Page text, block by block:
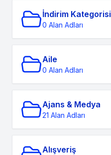
İndirim Kategorisi
0 Alan Adları
Aile
0 Alan Adları
Ajans & Medya
21 Alan Adları
Alışveriş